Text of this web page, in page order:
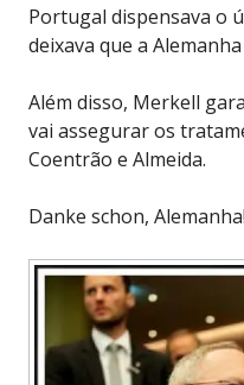
Portugal dispensava o
deixava que a
Além disso, Merkell
vai assegurar os
Coentrão e Almeida.
Danke schon, Alemanha!